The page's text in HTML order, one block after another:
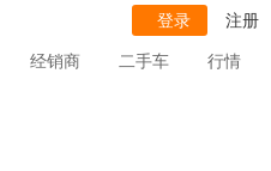
登录 注册
经销商 二手车 行情